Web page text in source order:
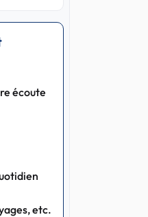
écoute
etc.